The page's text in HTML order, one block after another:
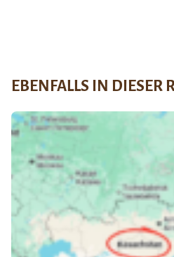
EBENFALLS IN DIESER